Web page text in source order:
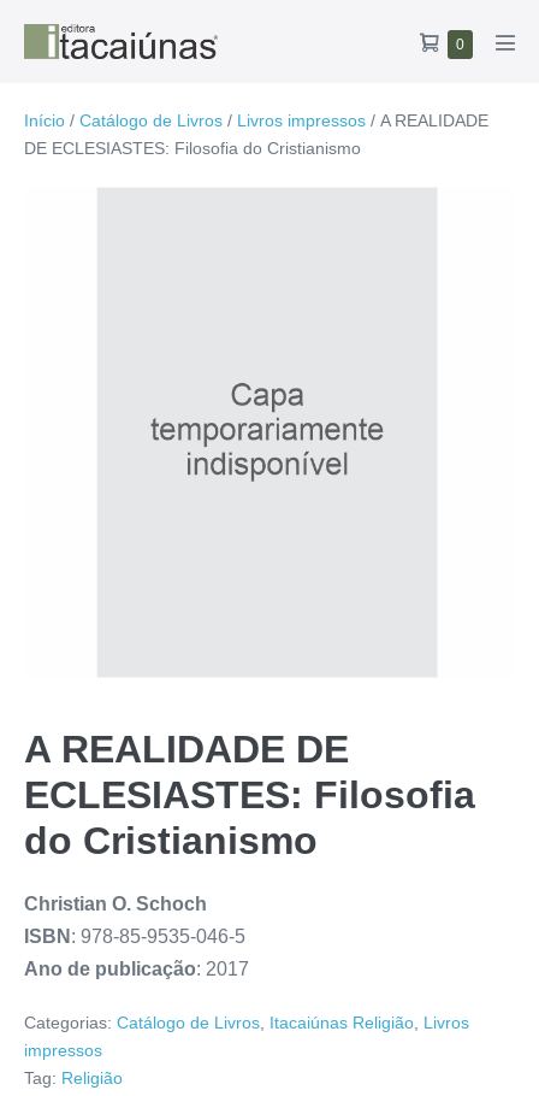
conteúdo
Carrinho
0Itens
Início / Catálogo de Livros / Livros impressos / A REALIDADE
DE ECLESIASTES: Filosofia do Cristianismo
A REALIDADE DE
ECLESIASTES: Filosofia
do Cristianismo
Christian O. Schoch
ISBN : 978-85-9535-046-5
Ano de publicação: 2017
Categorias: Catálogo de Livros, Itacaiúnas Religião, Livros
impressos
Tag: Religião